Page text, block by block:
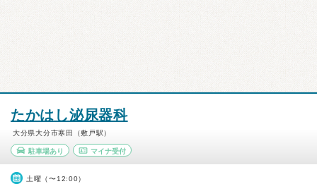
たかはし泌尿器科
大分県大分市寒田（敷戸駅）
駐車場あり マイナ受付
土曜（〜12:00）